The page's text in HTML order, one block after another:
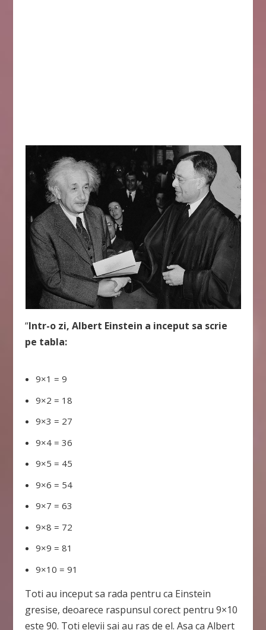
“Intr-o zi, Albert Einstein a inceput sa scrie
pe tabla:
9×1 = 9
9×2 = 18
9×3 = 27
9×4 = 36
9×5 = 45
9×6 = 54
9×7 = 63
9×8 = 72
9×9 = 81
9×10 = 91
Toti au inceput sa rada pentru ca Einstein
gresise, deoarece raspunsul corect pentru 9×10
este 90. Toti elevii sai au ras de el. Asa ca Albert